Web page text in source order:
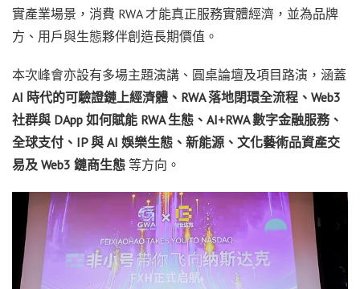
實產業場景，消費 RWA 才能真正服務實體經濟，並為品牌
方、用戶與生態夥伴創造長期價值。
本次峰會亦設有多場主題演講、圓桌論壇及項目路演，涵蓋
AI 時代的可驗證鏈上經濟體、 RWA落地閉環全流程、 Web3
社群與 DApp 如何賦能 RWA生態、 AI+RWA數字金融服務、
全球支付、 IP與 AI 娛樂生態、新能源、文化藝術品資產交
易及 Web3 鏈商生態 等方向。